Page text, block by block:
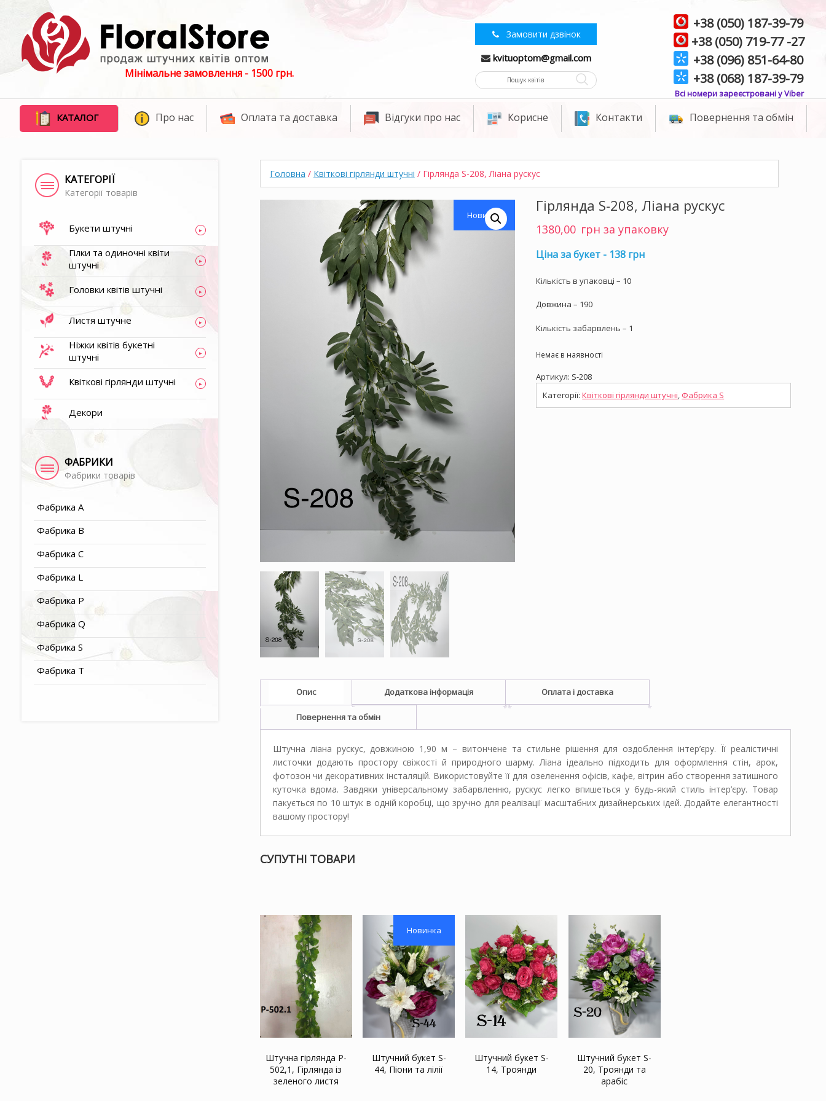
Замовити дзвінок
kvituoptom@gmail.com
Мінімальне замовлення - 1500 грн.
+38 (050) 187-39-79
+38 (050) 719-77 -27
+38 (096) 851-64-80
+38 (068) 187-39-79
Всі номери зареєстровані у Viber
КАТАЛОГ Про нас Оплата та доставка Відгуки про нас Корисне Контакти Повернення та обмін
Головна / Квіткові гірлянди штучні / Гірлянда S-208, Ліана рускус
Новинка
Гірлянда S-208, Ліана рускус
1380,00 грн за упаковку
Ціна за букет - 138 грн
Кількість в упаковці – 10
Довжина – 190
Кількість забарвлень – 1
Немає в наявності
Артикул: S-208
Категорії:Квіткові гірлянди штучні, Фабрика S
Опис Додаткова інформація Оплата і доставка
Повернення та обмін
Штучна ліана рускус, довжиною 1,90 м – витончене та стильне рішення для оздоблення інтер’єру. Її реалістичні
листочки додають простору свіжості й природного шарму. Ліана ідеально підходить для оформлення стін, арок,
фотозон чи декоративних інсталяцій. Використовуйте її для озеленення офісів, кафе, вітрин або створення затишного
куточка вдома. Завдяки універсальному забарвленню, рускус легко впишеться у будь-який стиль інтер’єру. Товар
пакується по 10 штук в одній коробці, що зручно для реалізації масштабних дизайнерських ідей. Додайте елегантності
вашому простору!
СУПУТНІ ТОВАРИ
Штучна гірлянда P-
502,1, Гірлянда із
зеленого листя
Новинка
Штучний букет S-
44, Піони та лілії
Штучний букет S-
14, Троянди
Штучний букет S-
20, Троянди та
арабіс
КАТЕГОРІЇ
Категорії товарів
Букети штучні
Гілки та одиночні квіти
штучні
Головки квітів штучні
Листя штучне
Ніжки квітів букетні
штучні
Квіткові гірлянди штучні
Декори
ФАБРИКИ
Фабрики товарів
Фабрика A
Фабрика B
Фабрика C
Фабрика L
Фабрика P
Фабрика Q
Фабрика S
Фабрика T